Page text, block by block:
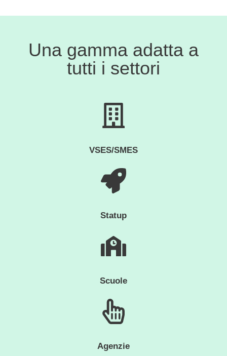
Una gamma adatta a
tutti i settori
VSES/SMES
Statup
Scuole
Agenzie